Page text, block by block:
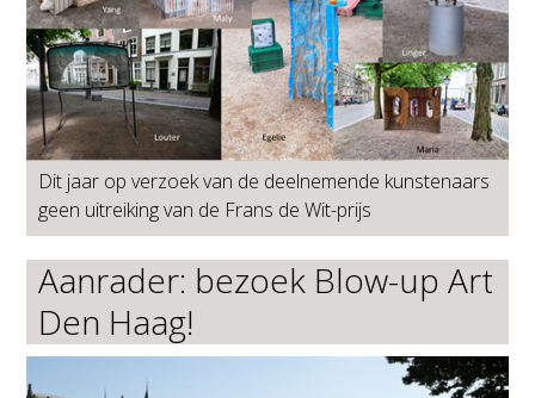
Dit jaar op verzoek van de deelnemende kunstenaars
geen uitreiking van de Frans de Wit-prijs
Aanrader: bezoek Blow-up Art
Den Haag!